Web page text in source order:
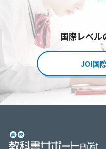
国際レベル
JOI国